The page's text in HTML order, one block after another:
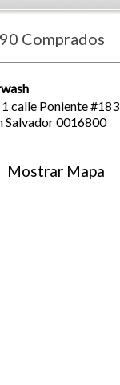
90 Comprados
calle Poniente #183
Salvador0016800
Mostrar Mapa